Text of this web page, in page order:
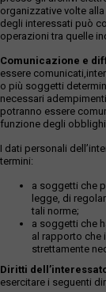
organizzative volte
degli interessati può
operazioni tra quelle
Comunicazione e
essere
o più soggetti
necessari
potranno essere
funzione degli
I dati personali
termini:
a soggetti che
legge, di
tali norme;
a soggetti che
al rapporto che
strettamente
Diritti
esercitare i seguenti